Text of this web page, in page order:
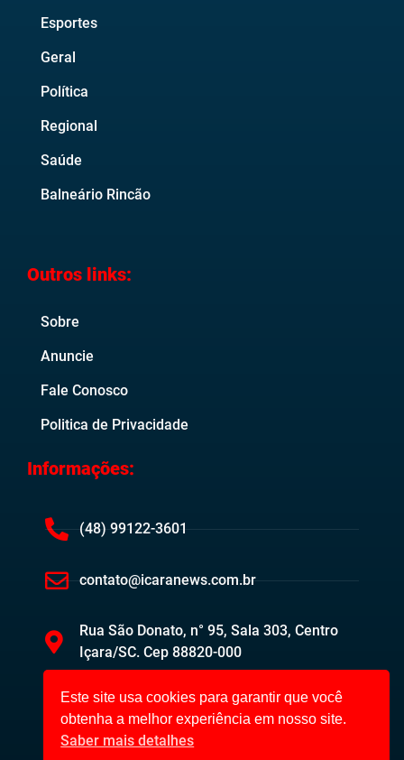
Esportes
Geral
Política
Regional
Saúde
Balneário Rincão
Outros links:
Sobre
Anuncie
Fale Conosco
Politica de Privacidade
Informações:
(48) 99122-3601
contato@icaranews.com.br
Rua São Donato, n° 95, Sala 303, Centro
Içara/SC. Cep 88820-000
Este site usa cookies para garantir que você
obtenha a melhor experiência em nosso site.
Saber mais detalhes